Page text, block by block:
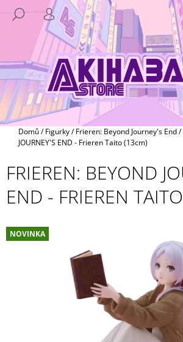
na
HLEDAT
PŘIHLÁŠENÍ
Domů/ Figurky/ Frieren: Beyond Journey's End/
JOURNEY'S END - Frieren Taito (13cm)
FRIEREN: BEYOND
END - FRIEREN
NOVINKA
K
K
ZPĚT
ZPĚT
C
O
P
O
T
Ř
E
B
U
J
E
T